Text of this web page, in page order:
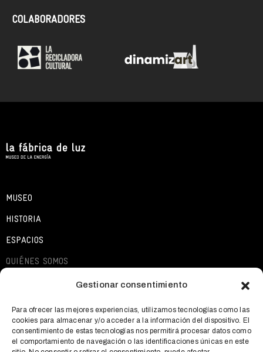
Gestionar consentimiento
Para ofrecer las mejores experiencias, utilizamos tecnologías como las
cookies para almacenar y/o acceder a la información del dispositivo. El
consentimiento de estas tecnologías nos permitirá procesar datos como
el comportamiento de navegación o las identificaciones únicas en este
COLABORADORES
MUSEO
HISTORIA
ESPACIOS
QUIÉNES SOMOS
QUÉ OFRECEMOS
NOTICIAS